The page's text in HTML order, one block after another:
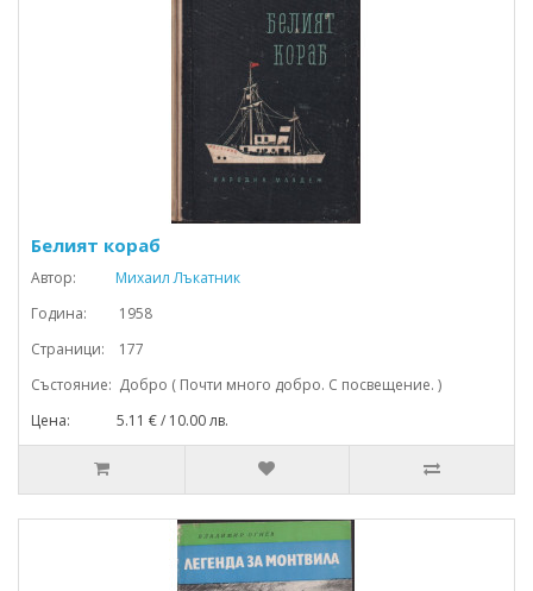
Белият кораб
Автор:
Михаил Лъкатник
Година: 1958
Страници: 177
Състояние: Добро ( Почти много добро. С посвещение. )
Цена: 5.11 € / 10.00 лв.